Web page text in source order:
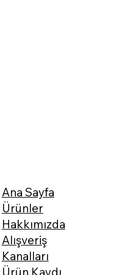
Ana Sayfa
Ürünler
Hakkımızda
Alışveriş
Kanalları
Ürün Kaydı